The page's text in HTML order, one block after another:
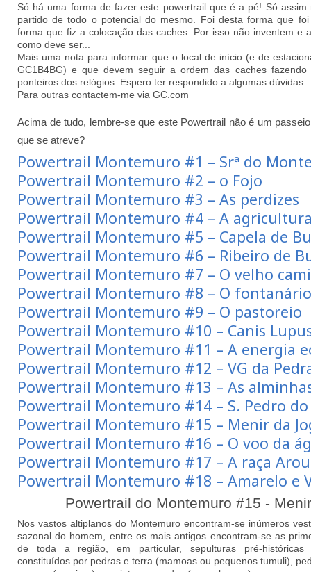
Só há uma forma de fazer este powertrail que é a pé! Só
partido de todo o potencial do mesmo. Foi desta forma que
forma que fiz a colocação das caches. Por isso não inventem e
como deve ser...
Mais uma nota para informar que o local de início (e de
GC1B4BG) e que devem seguir a ordem das caches
ponteiros dos relógios. Espero ter respondido a algumas dúvidas...
Para outras contactem-me via GC.com
Acima de tudo, lembre-se que este Powertrail não é um
que se atreve?
Powertrail Montemuro #1 – Srª do
Powertrail Montemuro #2 – o Fojo
Powertrail Montemuro #3 – As perdizes
Powertrail Montemuro #4 – A
Powertrail Montemuro #5 – Capela de
Powertrail Montemuro #6 – Ribeiro de
Powertrail Montemuro #7 – O velho
Powertrail Montemuro #8 – O
Powertrail Montemuro #9 – O pastoreio
Powertrail Montemuro #10 – Canis
Powertrail Montemuro #11 – A energia
Powertrail Montemuro #12 – VG da
Powertrail Montemuro #13 – As
Powertrail Montemuro #14 – S. Pedro do
Powertrail Montemuro #15 – Menir da
Powertrail Montemuro #16 – O voo da
Powertrail Montemuro #17 – A raça
Powertrail Montemuro #18 – Amarelo e
Powertrail do Montemuro #15 -
Nos vastos altiplanos do Montemuro encontram-se inúmeros
sazonal do homem, entre os mais antigos encontram-se as
de toda a região, em particular, sepulturas pré-históricas
constituídos por pedras e terra (mamoas ou pequenos tumuli),